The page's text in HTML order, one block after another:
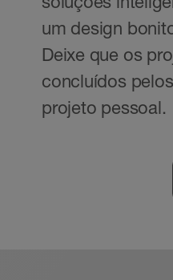
um design
Deixe que os
concluídos
projeto pessoal.